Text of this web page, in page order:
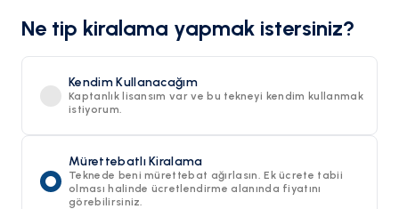
Ne tip kiralama yapmak istersiniz?
Kendim Kullanacağım
Kaptanlık lisansım var ve bu tekneyi kendim kullanmak
istiyorum.
Mürettebatlı Kiralama
Teknede beni mürettebat ağırlasın. Ek ücrete tabii
olması halinde ücretlendirme alanında fiyatını
görebilirsiniz.